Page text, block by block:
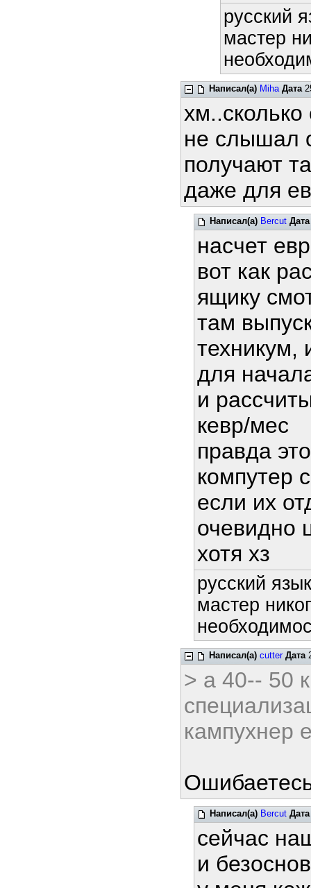
русский
мастер
Написал(а) Miha Дата
не слышал
получают
даже для
Написал(а) Bercut Дата
насчет
вот как
ящику
там
техникум,
для
и
кевр/мес
правда
компутер
если их
очевидно
хотя хз
русский
мастер
Написал(а) cutter Дата
> а 40-- 50
кампухнер
Написал(а) Bercut Дата
сейчас
и